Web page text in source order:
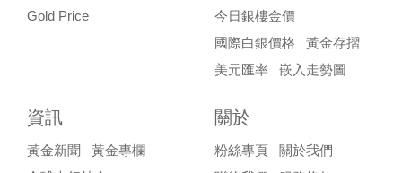
Gold Price
今日銀樓金價
國際白銀價格
黃金存摺
美元匯率
嵌入走勢圖
資訊
黃金新聞
黃金專欄
關於
粉絲專頁
關於我們